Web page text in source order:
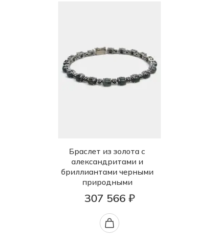
Браслет из золота с
александритами и
бриллиантами черными
природными
307 566 ₽